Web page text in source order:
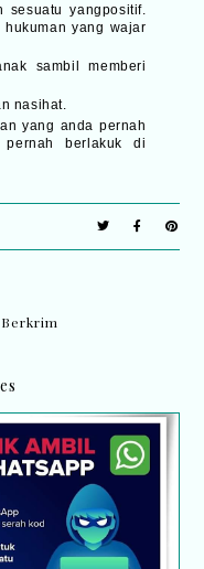
sesuatu yangpositif.
yang wajar
sambil memberi
nasihat.
yang anda pernah
berlakuk di